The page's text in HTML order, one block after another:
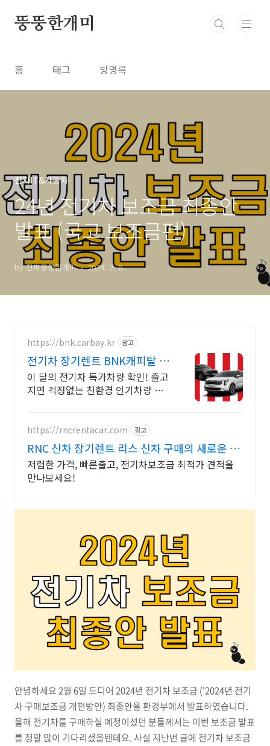
뚱뚱한개미
홈 태그 방명록
전자IT&자동차
24년 전기차 보조금 최종안
발표 (국고 보조금편)
by 진짜뚱뚱한개미 2024. 2. 8.
https://bnk.carbay.kr 광고
전기차 장기렌트 BNK캐피탈 전
기차 인기모델 타임특가
이 달의 전기차 특가차량 확인! 출고
지연 걱정없는 친환경 인기차량 선
고 선점!
https://rncrentacar.com 광고
RNC 신차 장기렌트 리스 신차 구매의 새로운 시
작
저렴한 가격, 빠른출고, 전기차보조금 최적가 견적을
만나보세요!
안녕하세요 2월 6일 드디어 2024년 전기차 보조금 ('2024년 전기
차 구매보조금 개편방안) 최종안을 환경부에서 발표하였습니다.
올해 전기차를 구매하실 예정이셨던 분들께서는 이번 보조금 발표
를 정말 많이 기다리셨을텐데요. 사실 지난번 글에 전기차 보조금